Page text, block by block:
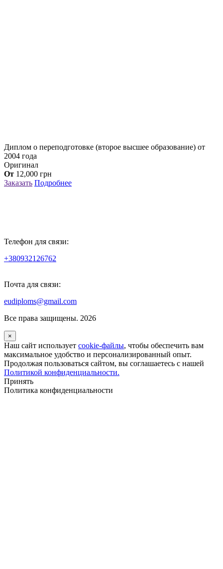
Диплом о переподготовке (второе высшее образование) от
2004 года
Оригинал
От 12,000 грн
Заказать Подробнее
Телефон для связи:
+380932126762
Почта для связи:
eudiploms@gmail.com
Все права защищены. 2026
×
Наш сайт использует cookie-файлы, чтобы обеспечить вам
максимальное удобство и персонализированный опыт.
Продолжая пользоваться сайтом, вы соглашаетесь с нашей
Политикой конфиденциальности.
Принять
Политика конфиденциальности